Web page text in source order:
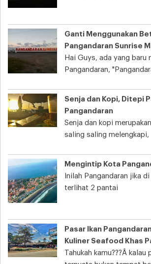
Ganti Menggunakan
Pangandaran Sunrise
Hai Guys, ada yang baru
Pangandaran,
Senja dan Kopi, Ditepi
Pangandaran
Senja dan kopi
saling saling melengkapi,
Mengintip Kota
Inilah Pangandaran jika
terlihat 2 pantai
Pasar Ikan
Kuliner Seafood Khas
Tahukah kamu???Â kalau